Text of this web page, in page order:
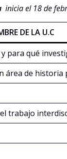
inicia el 18 de
DE LA U.C
para qué
área de historia
trabajo